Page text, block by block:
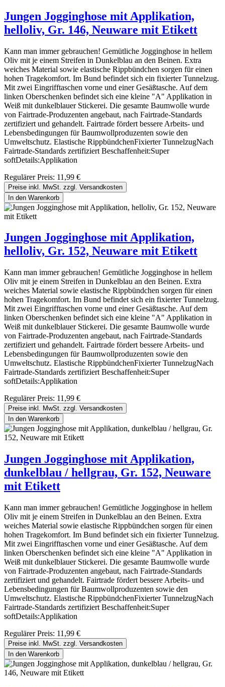
Jungen Jogginghose mit Applikation,
helloliv, Gr. 146, Neuware mit Etikett
Kann man immer gebrauchen! Gemütliche Jogginghose in hellem
Oliv mit je einem Streifen in Dunkelblau an den Beinen. Extra
weiches Material sowie elastische Rippbündchen sorgen für einen
hohen Tragekomfort. Im Bund befindet sich ein fixierter Tunnelzug.
Mit zwei Eingrifftaschen vorne und einer Gesäßtasche. Auf dem
linken Oberschenken befindet sich eine kleine "A" Applikation in
Weiß mit dunkelblauer Stickerei. Die gesamte Baumwolle wurde
von Fairtrade-Produzenten angebaut, nach Fairtrade-Standards
zertifiziert und gehandelt. Fairtrade fördert bessere Arbeits- und
Lebensbedingungen für Baumwollproduzenten sowie den
Umweltschutz. Elastische RippbündchenFixierter TunnelzugNach
Fairtrade-Standards zertifiziert Beschaffenheit:Super
softDetails:Applikation
Regulärer Preis: 11,99 €
Preise inkl. MwSt. zzgl. Versandkosten
In den Warenkorb
Jungen Jogginghose mit Applikation,
helloliv, Gr. 152, Neuware mit Etikett
Kann man immer gebrauchen! Gemütliche Jogginghose in hellem
Oliv mit je einem Streifen in Dunkelblau an den Beinen. Extra
weiches Material sowie elastische Rippbündchen sorgen für einen
hohen Tragekomfort. Im Bund befindet sich ein fixierter Tunnelzug.
Mit zwei Eingrifftaschen vorne und einer Gesäßtasche. Auf dem
linken Oberschenken befindet sich eine kleine "A" Applikation in
Weiß mit dunkelblauer Stickerei. Die gesamte Baumwolle wurde
von Fairtrade-Produzenten angebaut, nach Fairtrade-Standards
zertifiziert und gehandelt. Fairtrade fördert bessere Arbeits- und
Lebensbedingungen für Baumwollproduzenten sowie den
Umweltschutz. Elastische RippbündchenFixierter TunnelzugNach
Fairtrade-Standards zertifiziert Beschaffenheit:Super
softDetails:Applikation
Regulärer Preis: 11,99 €
Preise inkl. MwSt. zzgl. Versandkosten
In den Warenkorb
Jungen Jogginghose mit Applikation,
dunkelblau / hellgrau, Gr. 152, Neuware
mit Etikett
Kann man immer gebrauchen! Gemütliche Jogginghose in hellem
Oliv mit je einem Streifen in Dunkelblau an den Beinen. Extra
weiches Material sowie elastische Rippbündchen sorgen für einen
hohen Tragekomfort. Im Bund befindet sich ein fixierter Tunnelzug.
Mit zwei Eingrifftaschen vorne und einer Gesäßtasche. Auf dem
linken Oberschenken befindet sich eine kleine "A" Applikation in
Weiß mit dunkelblauer Stickerei. Die gesamte Baumwolle wurde
von Fairtrade-Produzenten angebaut, nach Fairtrade-Standards
zertifiziert und gehandelt. Fairtrade fördert bessere Arbeits- und
Lebensbedingungen für Baumwollproduzenten sowie den
Umweltschutz. Elastische RippbündchenFixierter TunnelzugNach
Fairtrade-Standards zertifiziert Beschaffenheit:Super
softDetails:Applikation
Regulärer Preis: 11,99 €
Preise inkl. MwSt. zzgl. Versandkosten
In den Warenkorb